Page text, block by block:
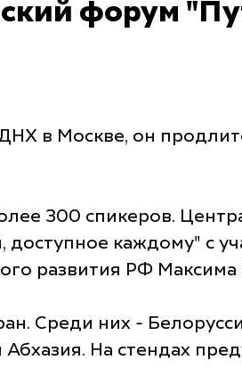
форум
в Москве, он
300 спикеров.
каждому" с
развития РФ Максима
Среди них -
На стендах